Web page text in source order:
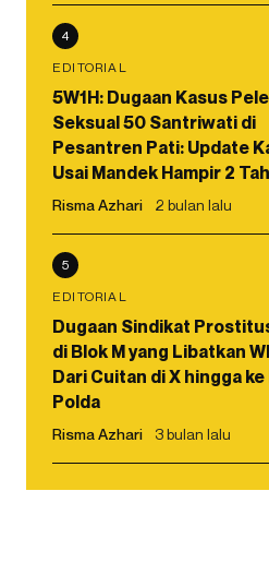
4
EDITORIAL
5W1H: Dugaan Kasus
Seksual 50 Santriwati di
Pesantren Pati: Update
Usai Mandek Hampir 2
Risma Azhari 2 bulan lalu
5
EDITORIAL
Dugaan Sindikat
di Blok M yang Libatkan
Dari Cuitan di X hingga ke
Polda
Risma Azhari 3 bulan lalu